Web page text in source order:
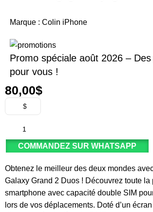
Marque :Colin iPhone
Promo spéciale août 2026 –
pour vous !
80,00$
$
COMMANDEZ SUR WHATSAPP
Obtenez le meilleur des deux mondes
Galaxy Grand 2 Duos ! Découvrez toute la
smartphone avec capacité double SIM
lors de vos déplacements. Doté d’un